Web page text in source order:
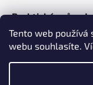
Tento web používá
webu souhlasíte.
Praktický
ARCHIV